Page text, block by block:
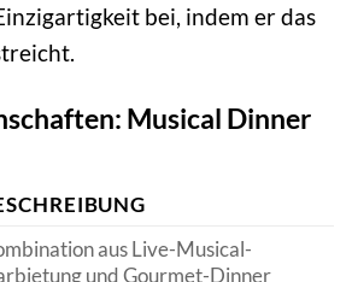
bei, indem er das
Musical Dinner
aus Live-Musical-
und Gourmet-Dinner